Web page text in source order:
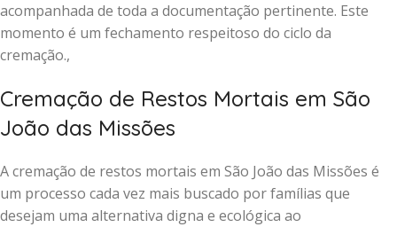
acompanhada de toda a documentação pertinente. Este
momento é um fechamento respeitoso do ciclo da
cremação.,
Cremação de Restos Mortais em São
João das Missões
A cremação de restos mortais em São João das Missões é
um processo cada vez mais buscado por famílias que
desejam uma alternativa digna e ecológica ao